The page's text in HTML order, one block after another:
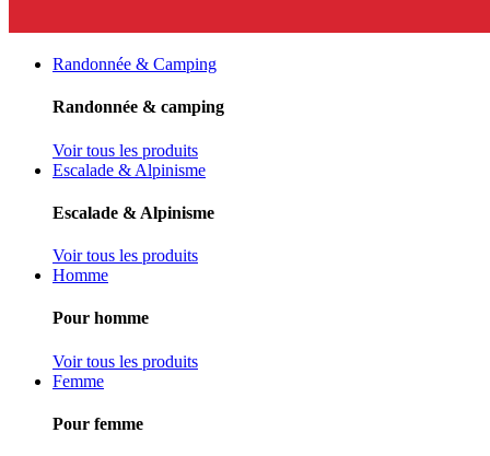
Randonnée & Camping
Randonnée & camping
Voir tous les produits
Escalade & Alpinisme
Escalade & Alpinisme
Voir tous les produits
Homme
Pour homme
Voir tous les produits
Femme
Pour femme